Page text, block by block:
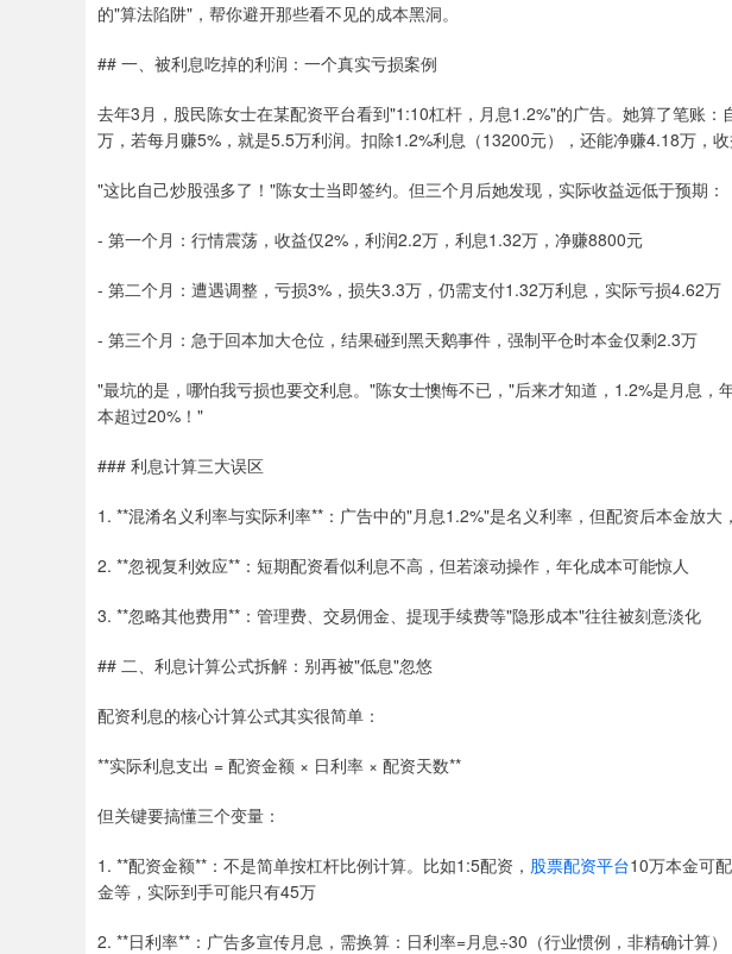
的"算法陷阱"，帮你避开那些看不见的成本黑洞。
## 一、被利息吃掉的利润：一个真实亏损案例
去年3月，股民陈女士在某配资平台看到"1:10杠杆，月息1.2%"的广告。她算了笔账
万，若每月赚5%，就是5.5万利润。扣除1.2%利息（13200元），还能净赚4.18万，收
"这比自己炒股强多了！"陈女士当即签约。但三个月后她发现，实际收益远低于预期：
- 第一个月：行情震荡，收益仅2%，利润2.2万，利息1.32万，净赚8800元
- 第二个月：遭遇调整，亏损3%，损失3.3万，仍需支付1.32万利息，实际亏损4.62万
- 第三个月：急于回本加大仓位，结果碰到黑天鹅事件，强制平仓时本金仅剩2.3万
"最坑的是，哪怕我亏损也要交利息。"陈女士懊悔不已，"后来才知道，1.2%是月息，
本超过20%！"
### 利息计算三大误区
1. **混淆名义利率与实际利率**：广告中的"月息1.2%"是名义利率，但配资后本金放大
2. **忽视复利效应**：短期配资看似利息不高，但若滚动操作，年化成本可能惊人
3. **忽略其他费用**：管理费、交易佣金、提现手续费等"隐形成本"往往被刻意淡化
## 二、利息计算公式拆解：别再被"低息"忽悠
配资利息的核心计算公式其实很简单：
**实际利息支出 = 配资金额 × 日利率 × 配资天数**
但关键要搞懂三个变量：
1. **配资金额**：不是简单按杠杆比例计算。比如1:5配资， 股票配资平台10万本金可
金等，实际到手可能只有45万
2. **日利率**：广告多宣传月息，需换算：日利率=月息÷30（行业惯例，非精确计算）